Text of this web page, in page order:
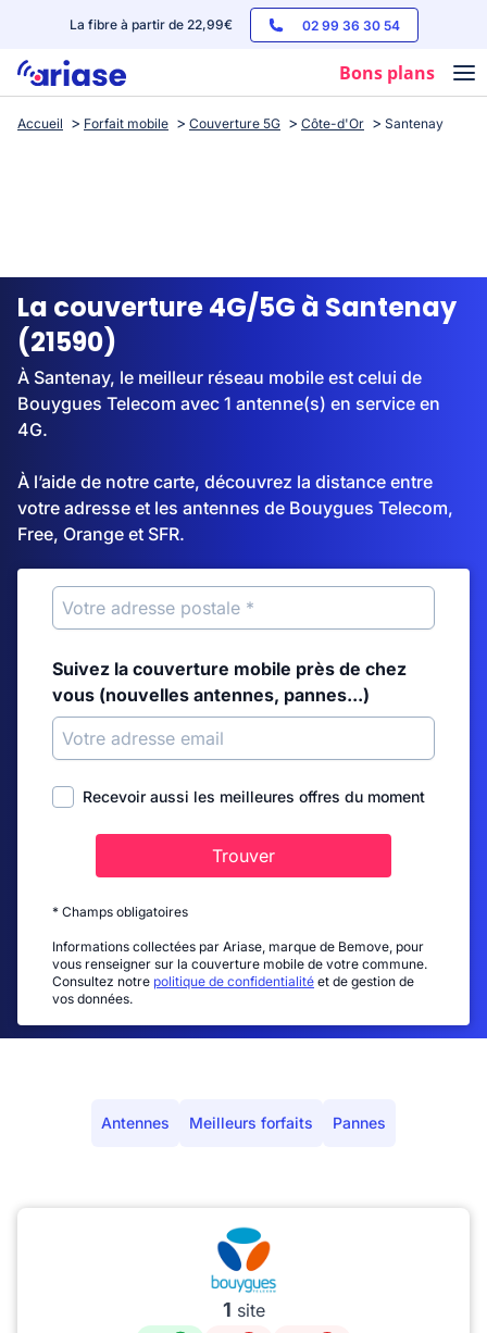
La fibre à partir de 22,99€ 02 99 36 30 54
Bons plans
Box internet
Streaming
Accueil Forfait mobile Couverture 5G Côte-d'Or Santenay
La couverture 4G/5G à Santenay
(21590)
À Santenay, le meilleur réseau mobile est celui de
Bouygues Telecom avec 1 antenne(s) en service en
4G.
À l’aide de notre carte, découvrez la distance entre
votre adresse et les antennes de Bouygues Telecom,
Free, Orange et SFR.
Suivez la couverture mobile près de chez
vous (nouvelles antennes, pannes...)
Recevoir aussi les meilleures offres du moment
Trouver
* Champs obligatoires
Informations collectées par Ariase, marque de Bemove, pour
vous renseigner sur la couverture mobile de votre commune.
Consultez notre politique de confidentialité et de gestion de
vos données.
Antennes Meilleurs forfaits Pannes
1 site